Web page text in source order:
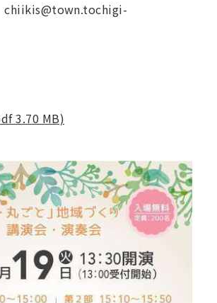
3.70 MB)